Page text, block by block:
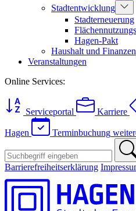
Stadtentwicklung
Stadterneuerung
Hagen-Pakt
Haushalt und Finanzen
Veranstaltungen
Online Services:
Serviceportal Karriere
Hagen Terminbuchung
Barrierefreiheitserklärung